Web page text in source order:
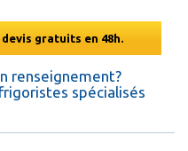
gratuits en 48h.
renseignement?
spécialisés